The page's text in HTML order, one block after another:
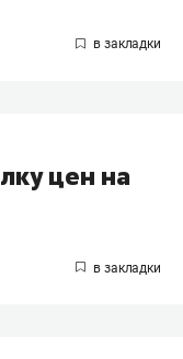
цен на